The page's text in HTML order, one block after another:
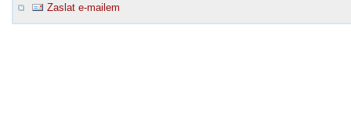
Zaslat e-mailem